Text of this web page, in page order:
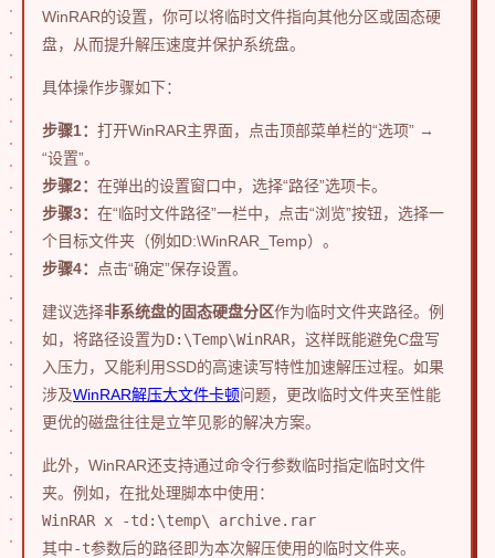
WinRAR的设置，你可以将临时文件指向其他分区或固态硬
盘，从而提升解压速度并保护系统盘。
具体操作步骤如下：
步骤1： 打开WinRAR主界面，点击顶部菜单栏的“选项” →
“设置”。
步骤2： 在弹出的设置窗口中，选择“路径”选项卡。
步骤3： 在“临时文件路径”一栏中，点击“浏览”按钮，选择一
个目标文件夹（例如D:\WinRAR_Temp）。
步骤4：
点击“确定”保存设置。
建议选择非系统盘的固态硬盘分区作为临时文件夹路径。例
如，将路径设置为D:\Temp\WinRAR，这样既能避免C盘写
入压力，又能利用SSD的高速读写特性加速解压过程。如果
涉及WinRAR解压大文件卡顿问题，更改临时文件夹至性能
更优的磁盘往往是立竿见影的解决方案。
此外，WinRAR还支持通过命令行参数临时指定临时文件
夹。例如，在批处理脚本中使用：
WinRAR x -td:\temp\ archive.rar
其中-t参数后的路径即为本次解压使用的临时文件夹。